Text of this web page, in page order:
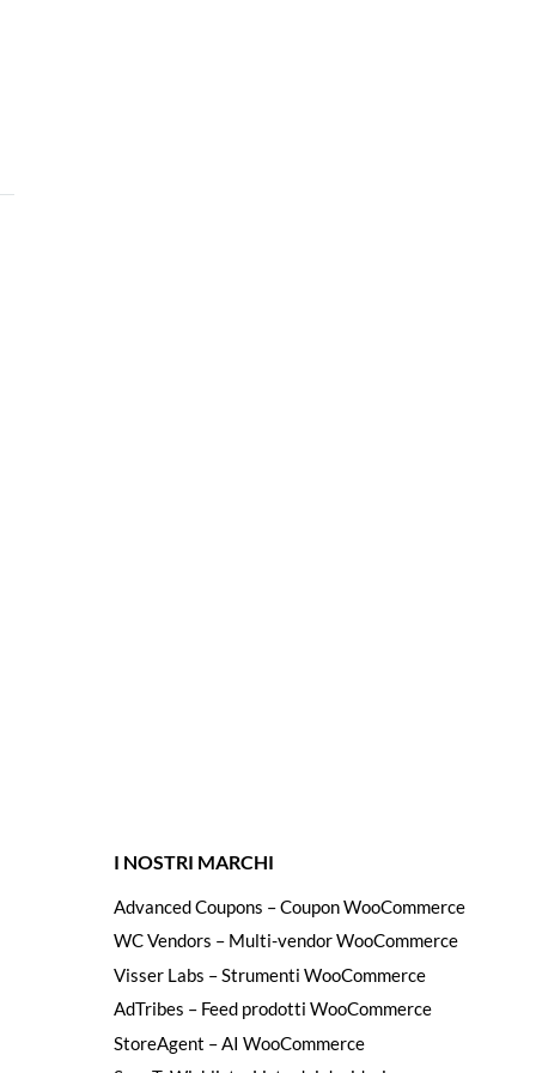
I NOSTRI MARCHI
Advanced Coupons – Coupon WooCommerce
WC Vendors – Multi-vendor WooCommerce
Visser Labs – Strumenti WooCommerce
AdTribes – Feed prodotti WooCommerce
StoreAgent – AI WooCommerce